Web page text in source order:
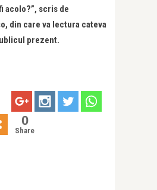
acolo?”, scris de
din care va lectura cateva
prezent.
0
Share